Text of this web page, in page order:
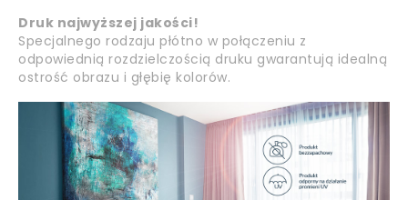
Druk najwyższej jakości!
Specjalnego rodzaju płótno w połączeniu z
odpowiednią rozdzielczością druku gwarantują idealną
ostrość obrazu i głębię kolorów.